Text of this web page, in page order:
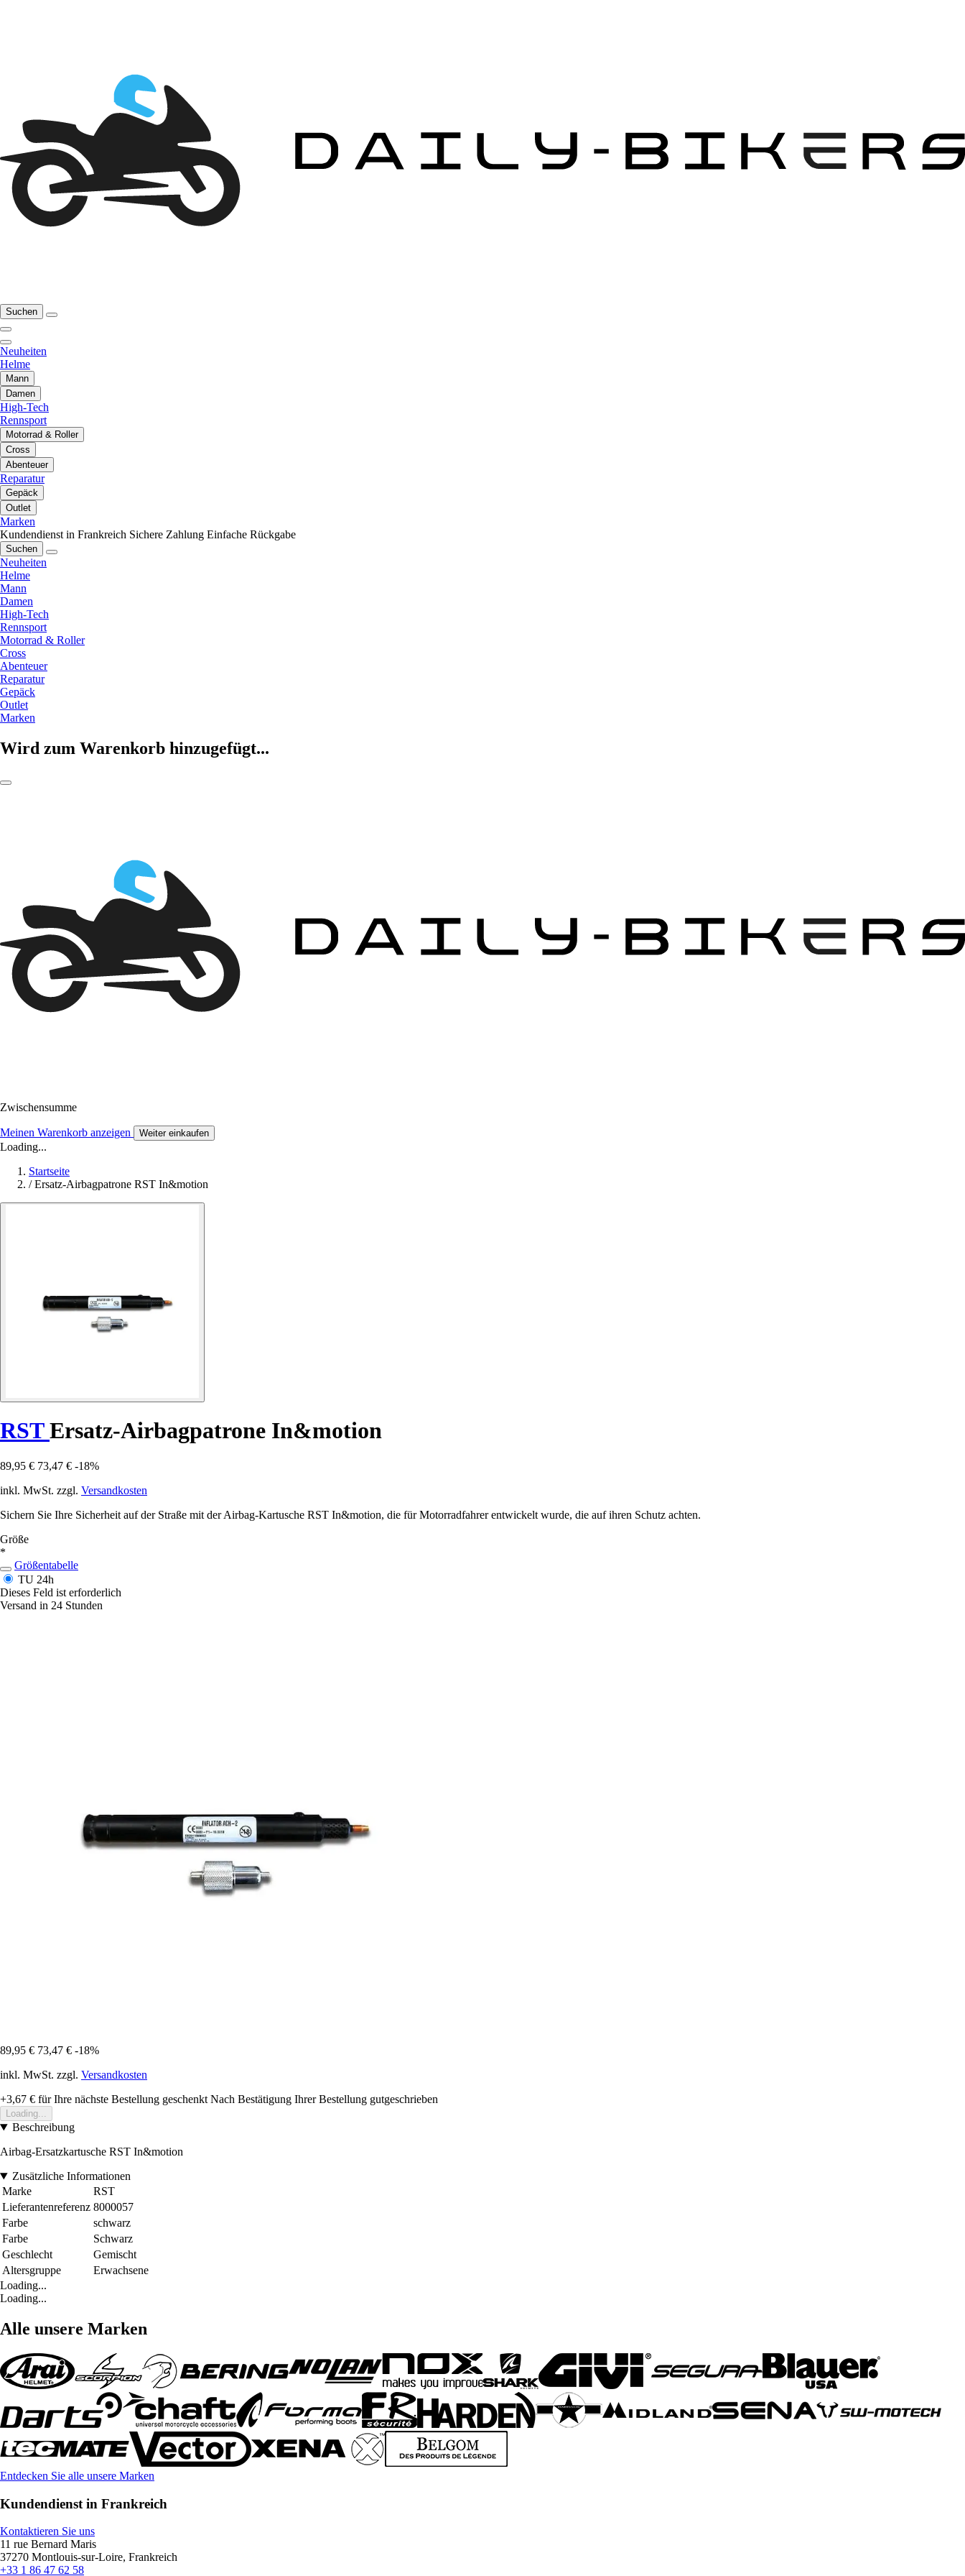
Suchen
Neuheiten
Helme
Mann
Damen
High-Tech
Rennsport
Motorrad & Roller
Cross
Abenteuer
Reparatur
Gepäck
Outlet
Marken
Kundendienst in Frankreich Sichere Zahlung Einfache Rückgabe
Suchen
Neuheiten
Helme
Mann
Damen
High-Tech
Rennsport
Motorrad & Roller
Cross
Abenteuer
Reparatur
Gepäck
Outlet
Marken
Wird zum Warenkorb hinzugefügt...
Zwischensumme
Meinen Warenkorb anzeigen Weiter einkaufen
Loading...
Startseite
/ Ersatz-Airbagpatrone RST In&motion
RSTErsatz-Airbagpatrone In&motion
89,95 € 73,47 € -18%
inkl. MwSt. zzgl. Versandkosten
Sichern Sie Ihre Sicherheit auf der Straße mit der Airbag-Kartusche RST In&motion, die für Motorradfahrer entwickelt wurde, die auf ihren Schutz achten.
Größe
*
Größentabelle
TU 24h
Dieses Feld ist erforderlich
Versand in 24 Stunden
89,95 € 73,47 € -18%
inkl. MwSt. zzgl. Versandkosten
+3,67 € für Ihre nächste Bestellung geschenkt Nach Bestätigung Ihrer Bestellung gutgeschrieben
Loading...
Beschreibung
Airbag-Ersatzkartusche RST In&motion
Zusätzliche Informationen
Marke
RST
Lieferantenreferenz 8000057
Farbe
schwarz
Farbe
Schwarz
Geschlecht
Gemischt
Altersgruppe
Erwachsene
Loading...
Loading...
Alle unsere Marken
Entdecken Sie alle unsere Marken
Kundendienst in Frankreich
Kontaktieren Sie uns
11 rue Bernard Maris
37270 Montlouis-sur-Loire, Frankreich
+33 1 86 47 62 58